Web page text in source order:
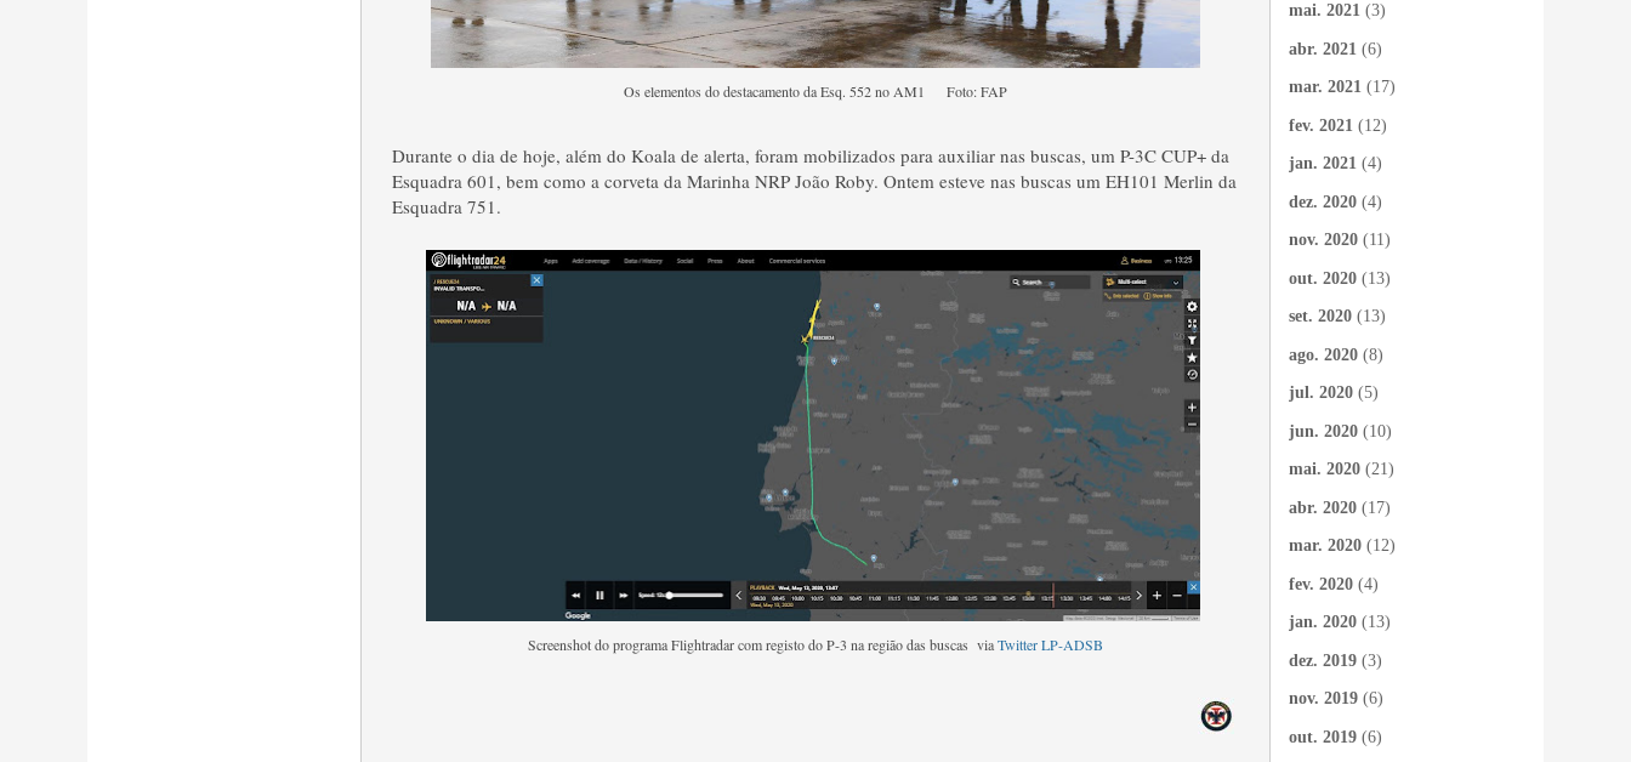
Os elementos do destacamento da Esq. 552 no AM1 Foto: FAP
Durante o dia de hoje, além do Koala de alerta, foram mobilizados para auxiliar nas buscas, um P-3C CUP+ da
Esquadra 601, bem como a corveta da Marinha NRP João Roby. Ontem esteve nas buscas um EH101 Merlin da
Esquadra 751.
Screenshot do programa Flightradar com registo do P-3 na região das buscas viaTwitter LP-ADSB
mai. 2021 (3)
abr. 2021 (6)
mar. 2021 (17)
fev. 2021 (12)
jan. 2021 (4)
dez. 2020 (4)
nov. 2020 (11)
out. 2020 (13)
set. 2020 (13)
ago. 2020 (8)
jul. 2020 (5)
jun. 2020 (10)
mai. 2020 (21)
abr. 2020 (17)
mar. 2020 (12)
fev. 2020 (4)
jan. 2020 (13)
dez. 2019 (3)
nov. 2019 (6)
out. 2019 (6)